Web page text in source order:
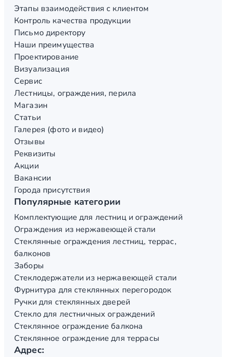
Этапы взаимодействия с клиентом
Контроль качества продукции
Письмо директору
Наши преимущества
Проектирование
Визуализация
Сервис
Лестницы, ограждения, перила
Магазин
Статьи
Галерея (фото и видео)
Отзывы
Реквизиты
Акции
Вакансии
Города присутствия
Популярные категории
Комплектующие для лестниц и ограждений
Ограждения из нержавеющей стали
Стеклянные ограждения лестниц, террас,
балконов
Заборы
Стеклодержатели из нержавеющей стали
Фурнитура для стеклянных перегородок
Ручки для стеклянных дверей
Стекло для лестничных ограждений
Стеклянное ограждение балкона
Стеклянное ограждение для террасы
Адрес: